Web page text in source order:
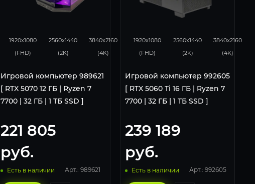
1920x1080
(FHD)
2560x1440
(2K)
3840x2160
(4K)
Игровой компьютер 989621
[ RTX 5070 12 ГБ | Ryzen 7
7700 | 32 ГБ | 1 ТБ SSD ]
221 805
руб.
Есть в наличии Арт.: 989621
1920x1080
(FHD)
2560x1440
(2K)
3840x2160
(4K)
Игровой компьютер 992605
[ RTX 5060 Ti 16 ГБ | Ryzen 7
7700 | 32 ГБ | 1 ТБ SSD ]
239 189
руб.
Есть в наличии Арт.: 992605